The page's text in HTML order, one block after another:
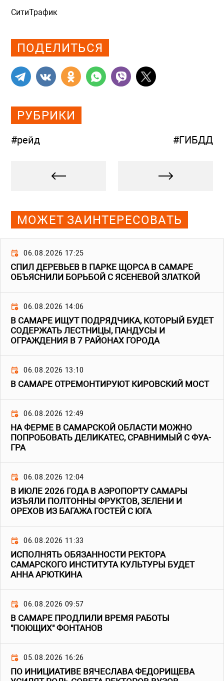
СитиТрафик
ПОДЕЛИТЬСЯ
РУБРИКИ
#рейд #ГИБДД
МОЖЕТ ЗАИНТЕРЕСОВАТЬ
06.08.2026 17:25
СПИЛ ДЕРЕВЬЕВ В ПАРКЕ ЩОРСА В САМАРЕ
ОБЪЯСНИЛИ БОРЬБОЙ С ЯСЕНЕВОЙ ЗЛАТКОЙ
06.08.2026 14:06
В САМАРЕ ИЩУТ ПОДРЯДЧИКА, КОТОРЫЙ БУДЕТ
СОДЕРЖАТЬ ЛЕСТНИЦЫ, ПАНДУСЫ И
ОГРАЖДЕНИЯ В 7 РАЙОНАХ ГОРОДА
06.08.2026 13:10
В САМАРЕ ОТРЕМОНТИРУЮТ КИРОВСКИЙ МОСТ
06.08.2026 12:49
НА ФЕРМЕ В САМАРСКОЙ ОБЛАСТИ МОЖНО
ПОПРОБОВАТЬ ДЕЛИКАТЕС, СРАВНИМЫЙ С ФУА-
ГРА
06.08.2026 12:04
В ИЮЛЕ 2026 ГОДА В АЭРОПОРТУ САМАРЫ
ИЗЪЯЛИ ПОЛТОННЫ ФРУКТОВ, ЗЕЛЕНИ И
ОРЕХОВ ИЗ БАГАЖА ГОСТЕЙ С ЮГА
06.08.2026 11:33
ИСПОЛНЯТЬ ОБЯЗАННОСТИ РЕКТОРА
САМАРСКОГО ИНСТИТУТА КУЛЬТУРЫ БУДЕТ
АННА АРЮТКИНА
06.08.2026 09:57
В САМАРЕ ПРОДЛИЛИ ВРЕМЯ РАБОТЫ
"ПОЮЩИХ" ФОНТАНОВ
05.08.2026 16:26
ПО ИНИЦИАТИВЕ ВЯЧЕСЛАВА ФЕДОРИЩЕВА